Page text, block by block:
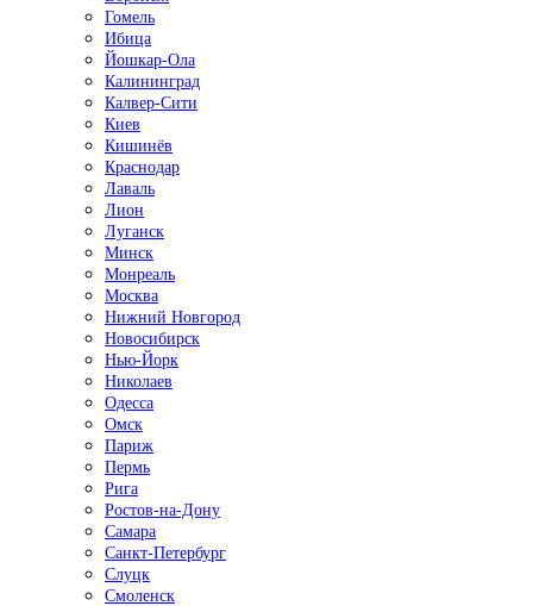
Гомель
Ибица
Йошкар-Ола
Калининград
Калвер-Сити
Киев
Кишинёв
Краснодар
Лаваль
Лион
Луганск
Минск
Монреаль
Москва
Нижний Новгород
Новосибирск
Нью-Йорк
Николаев
Одесса
Омск
Париж
Пермь
Рига
Ростов-на-Дону
Самара
Санкт-Петербург
Слуцк
Смоленск